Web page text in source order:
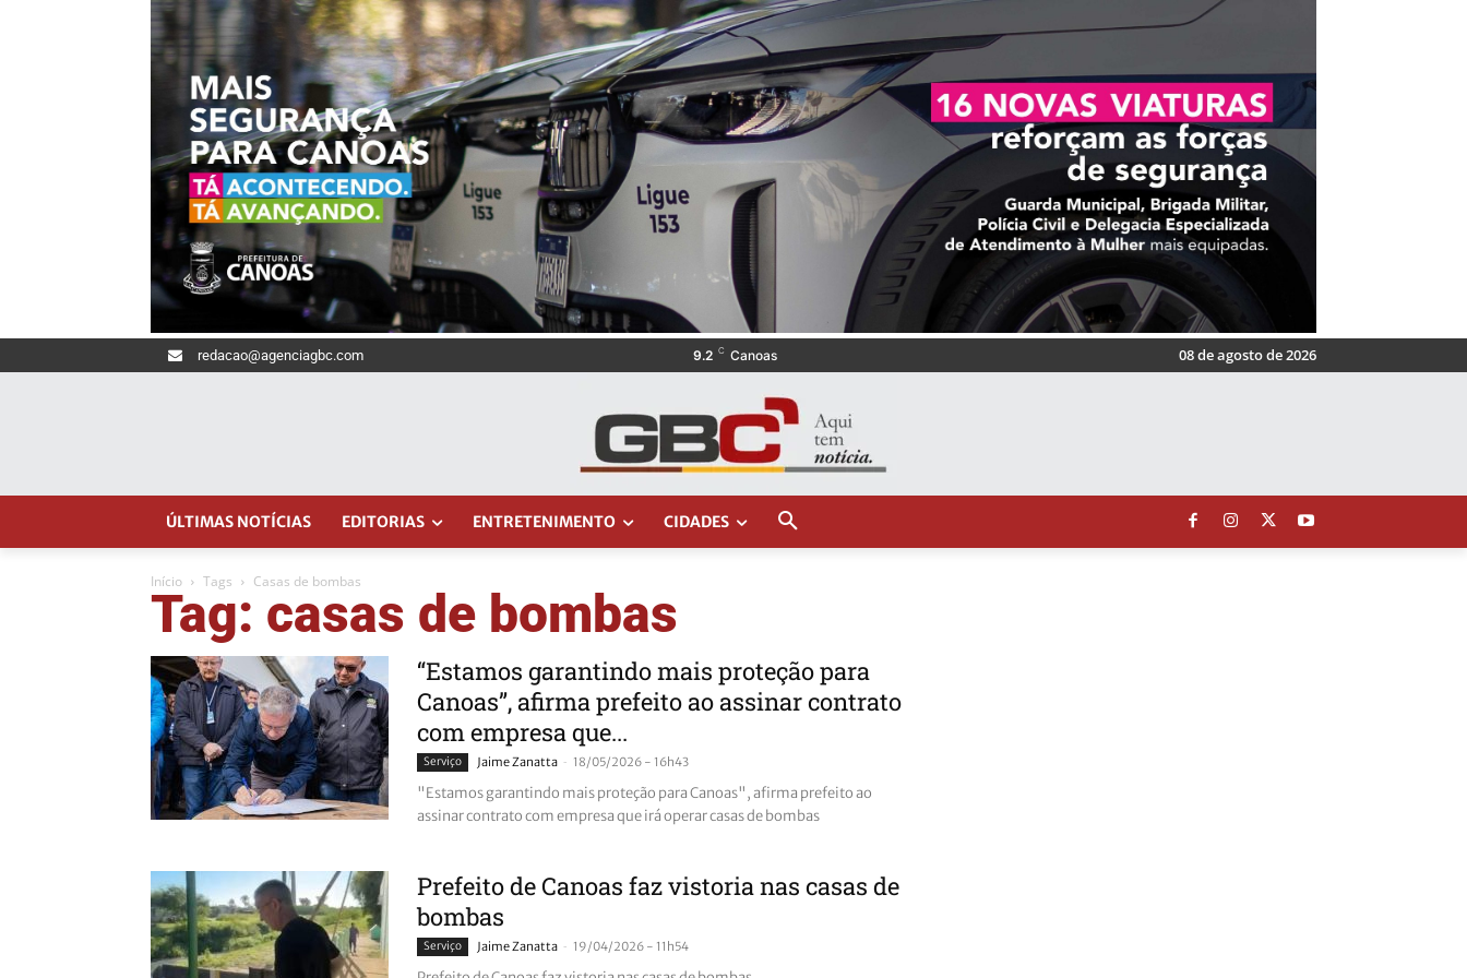
redacao@agenciagbc.com 9.2 C Canoas 08 de agosto de 2026
ÚLTIMAS NOTÍCIAS EDITORIAS ENTRETENIMENTO CIDADES
Início Tags Casas de bombas
Tag: casas de bombas
“Estamos garantindo mais proteção para
Canoas”, afirma prefeito ao assinar contrato
com empresa que...
Serviço Jaime Zanatta - 18/05/2026 - 16h43
"Estamos garantindo mais proteção para Canoas", afirma prefeito ao
assinar contrato com empresa que irá operar casas de bombas
Prefeito de Canoas faz vistoria nas casas de
bombas
Serviço Jaime Zanatta - 19/04/2026 - 11h54